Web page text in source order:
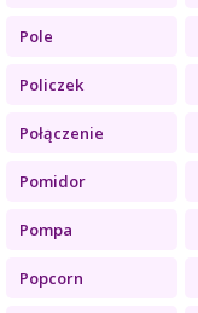
Pole
Policzek
Połączenie
Pomidor
Pompa
Popcorn